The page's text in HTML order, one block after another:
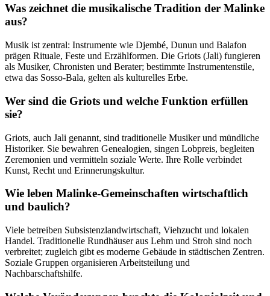
Was zeichnet die musikalische Tradition der Malinke
aus?
Musik ist zentral: Instrumente wie Djembé, Dunun und Balafon
prägen Rituale, Feste und Erzählformen. Die Griots (Jali) fungieren
als Musiker, Chronisten und Berater; bestimmte Instrumentenstile,
etwa das Sosso-Bala, gelten als kulturelles Erbe.
Wer sind die Griots und welche Funktion erfüllen
sie?
Griots, auch Jali genannt, sind traditionelle Musiker und mündliche
Historiker. Sie bewahren Genealogien, singen Lobpreis, begleiten
Zeremonien und vermitteln soziale Werte. Ihre Rolle verbindet
Kunst, Recht und Erinnerungskultur.
Wie leben Malinke-Gemeinschaften wirtschaftlich
und baulich?
Viele betreiben Subsistenzlandwirtschaft, Viehzucht und lokalen
Handel. Traditionelle Rundhäuser aus Lehm und Stroh sind noch
verbreitet; zugleich gibt es moderne Gebäude in städtischen Zentren.
Soziale Gruppen organisieren Arbeitsteilung und
Nachbarschaftshilfe.